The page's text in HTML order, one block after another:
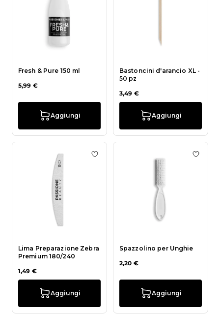
Fresh & Pure 150 ml
5,99 €
Aggiungi
Bastoncini d'arancio XL -
50 pz
3,49 €
Aggiungi
Lima Preparazione Zebra
Premium 180/240
1,49 €
Aggiungi
Aggiungi alla wishlist Lima
Spazzolino per Unghie
2,20 €
Aggiungi